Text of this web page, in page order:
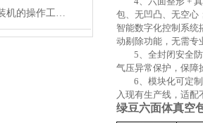
不锈钢检测液灌装机的操作工序您知道是哪些？
包、无凹凸、无空心
智能数字化控制系统
动剔除功能，无需专
5、 全封闭安全
气压异常保护，保障
6、 模块化可定
入现有生产线，适
绿豆六面体真空